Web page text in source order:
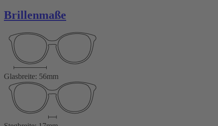
Brillenmaße
Glasbreite: 56mm